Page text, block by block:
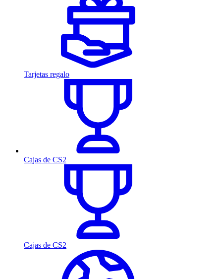
Tarjetas regalo
Cajas de CS2
Cajas de CS2